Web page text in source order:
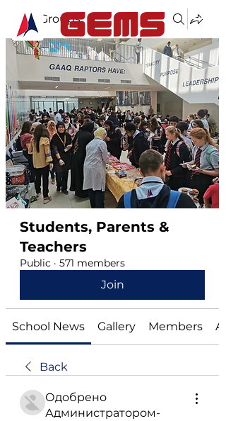
Groups
Students, Parents &
Teachers
Public · 571 members
Join
School News Gallery Members
Back
Одобрено
Администратором-